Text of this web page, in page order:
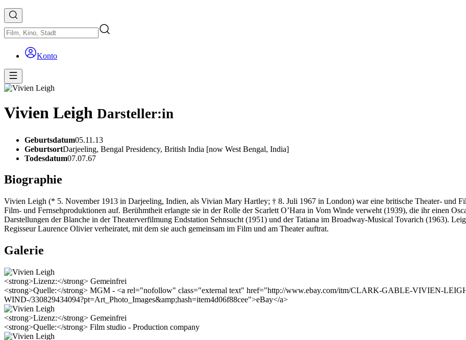
Konto
Vivien Leigh Darsteller:in
Geburtsdatum05.11.13
GeburtsortDarjeeling, Bengal Presidency, British India [now West Bengal, India]
Todesdatum07.07.67
Biographie
Vivien Leigh (* 5. November 1913 in Darjeeling, Indien, als Vivian Mary Hartley; † 8. Juli 1967 in London) war eine britische Theater- und
Film- und Fernsehproduktionen auf. Berühmtheit erlangte sie in der Rolle der Scarlett O’Hara in Vom Winde verweht (1939), die ihr einen
Darstellungen der Blanche in der Theaterverfilmung Endstation Sehnsucht (1951) und der Tatiana im Broadway-Musical Tovarich (1963).
Regisseur Laurence Olivier verheiratet, mit dem sie auch gemeinsam im Film und am Theater auftrat.
Galerie
<strong>Lizenz:</strong> Gemeinfrei
<strong>Quelle:</strong> MGM - <a rel="nofollow" class="external text" href="http://www.ebay.com/itm/CLARK-GABLE-VIVIEN-
WIND-/330829434094?pt=Art_Photo_Images&amp;hash=item4d06f88cee">eBay</a>
<strong>Lizenz:</strong> Gemeinfrei
<strong>Quelle:</strong> Film studio - Production company